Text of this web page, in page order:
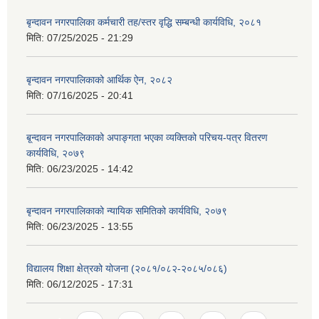
बृन्दावन नगरपालिका कर्मचारी तह/स्तर वृद्धि सम्बन्धी कार्यविधि, २०८१
मिति: 07/25/2025 - 21:29
बृन्दावन नगरपालिकाको आर्थिक ऐन, २०८२
मिति: 07/16/2025 - 20:41
बृ्न्दावन नगरपालिकाको अपाङ्गता भएका व्यक्तिको परिचय-पत्र वितरण
कार्यविधि, २०७९
मिति: 06/23/2025 - 14:42
बृन्दावन नगरपालिकाको न्यायिक समितिको कार्यविधि, २०७९
मिति: 06/23/2025 - 13:55
विद्यालय शिक्षा क्षेत्रको योजना (२०८१/०८२-२०८५/०८६)
मिति: 06/12/2025 - 17:31